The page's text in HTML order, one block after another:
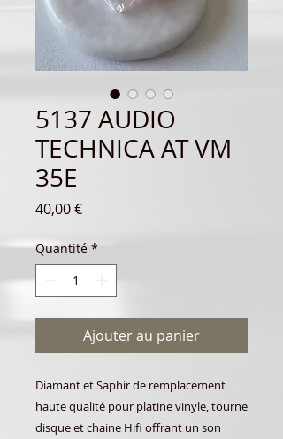
5137 AUDIO
TECHNICA AT VM
35E
40,00 €Prix
Quantité *
Ajouter au panier
Diamant et Saphir de remplacement
haute qualité pour platine vinyle, tourne
disque et chaine Hifi offrant un son